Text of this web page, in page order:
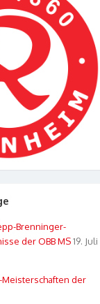
Brenninger-
der OBB MS19. Juli
Meisterschaften der